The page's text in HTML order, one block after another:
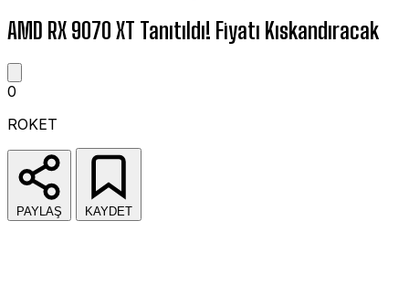
AMD RX 9070 XT Tanıtıldı! Fiyatı Kıskandıracak
0
ROKET
PAYLAŞ KAYDET